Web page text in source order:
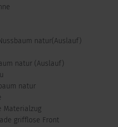
natur(Auslauf)
natur (Auslauf)
natur
Materialzug
grifflose Front